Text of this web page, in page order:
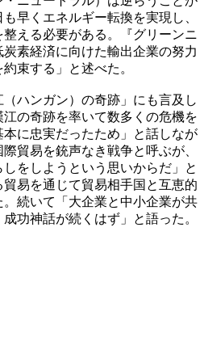
早くエネルギー転換を実現し、
える必要がある。『グリーンニ
素経済に向けた輸出企業の努力
束する」と述べた。
ハンガン）の奇跡」にも言及し
の奇跡を率いて数多くの危機を
に忠実だったため」と話しなが
貿易を銃声なき戦争と呼ぶが、
をしようという思いからだ」と
易を通じて貿易相手国と互恵的
続いて「大企業と中小企業が共
功神話が続くはず」と語った。